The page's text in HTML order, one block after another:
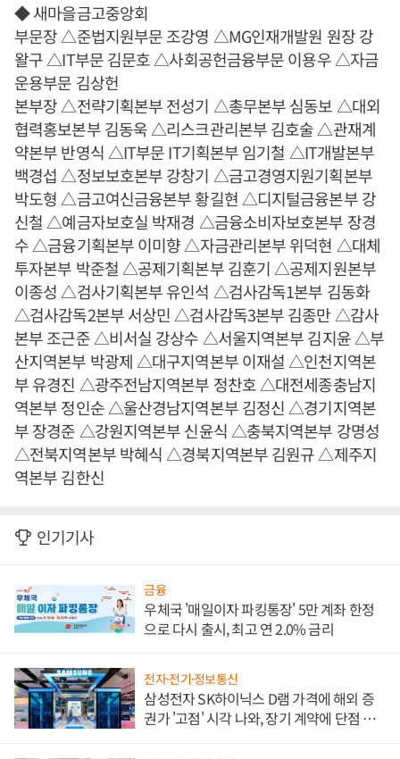
◆ 새마을금고중앙회
부문장 △준법지원부문 조강영 △MG인재개발원 원장 강
왈구 △IT부문 김문호 △사회공헌금융부문 이용우 △자금
운용부문 김상헌
본부장 △전략기획본부 전성기 △총무본부 심동보 △대외
협력홍보본부 김동욱 △리스크관리본부 김호술 △관재계
약본부 반영식 △IT부문 IT기획본부 임기철 △IT개발본부
백경섭 △정보보호본부 강창기 △금고경영지원기획본부
박도형 △금고여신금융본부 황길현 △디지털금융본부 강
신철 △예금자보호실 박재경 △금융소비자보호본부 장경
수 △금융기획본부 이미향 △자금관리본부 위덕현 △대체
투자본부 박준철 △공제기획본부 김훈기 △공제지원본부
이종성 △검사기획본부 유인석 △검사감독1본부 김동화
△검사감독2본부 서상민 △검사감독3본부 김종만 △감사
본부 조근준 △비서실 강상수 △서울지역본부 김지윤 △부
산지역본부 박광제 △대구지역본부 이재설 △인천지역본
부 유경진 △광주전남지역본부 정찬호 △대전세종충남지
역본부 정인순 △울산경남지역본부 김정신 △경기지역본
부 장경준 △강원지역본부 신윤식 △충북지역본부 강명성
△전북지역본부 박혜식 △경북지역본부 김원규 △제주지
역본부 김한신
인기기사
금융
우체국 '매일이자 파킹통장' 5만 계좌 한정
으로 다시 출시, 최고 연 2.0% 금리
전자·전기·정보통신
삼성전자 SK하이닉스 D램 가격에 해외 증
권가 '고점' 시각 나와, 장기 계약에 단점 부